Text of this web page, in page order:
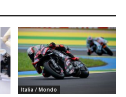
Italia / Mondo